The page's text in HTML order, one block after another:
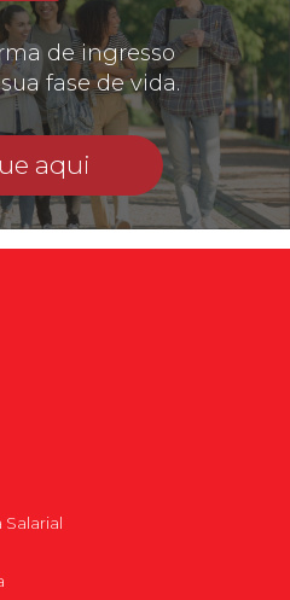
de ingresso
fase de vida.
aqui
Salarial